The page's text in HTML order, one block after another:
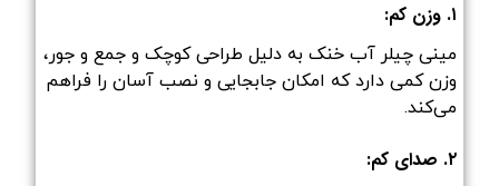
۱. وزن کم:
مینی چیلر آب خنک به دلیل طراحی کوچک و جمع و جور،
وزن کمی دارد که امکان جابجایی و نصب آسان را فراهم
می‌کند.
۲. صدای کم: